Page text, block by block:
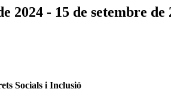
2024 - 15 de setembre de
Socials i Inclusió